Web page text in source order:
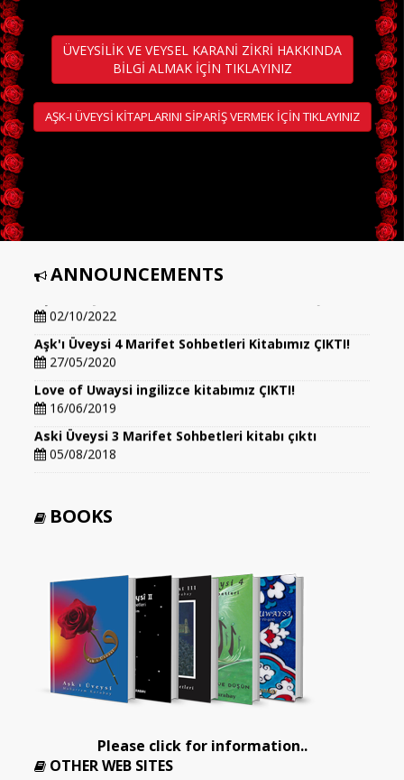
ÜVEYSİLİK VE VEYSEL KARANİ ZİKRİ HAKKINDA
BİLGİ ALMAK İÇİN TIKLAYINIZ
AŞK-I ÜVEYSİ KİTAPLARINI SİPARİŞ VERMEK İÇİN TIKLAYINIZ
ANNOUNCEMENTS
02/10/2022
Aşk'ı Üveysi 4 Marifet Sohbetleri Kitabımız ÇIKTI!
27/05/2020
Love of Uwaysi ingilizce kitabımız ÇIKTI!
16/06/2019
Aski Üveysi 3 Marifet Sohbetleri kitabı çıktı
05/08/2018
BOOKS
Please click for information..
OTHER WEB SITES